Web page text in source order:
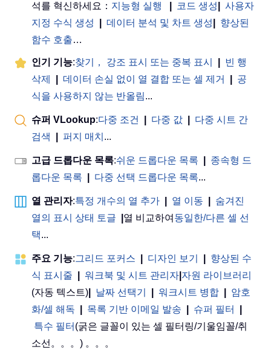
석를 혁신하세요： 지능형 실행 코드 생성
사용자
지정 수식 생성
데이터 분석 및 차트 생성
향상된
함수 호출…
인기 기능:찾기， 강조 표시 또는 중복 표시
빈 행
삭제
데이터 손실 없이 열 결합 또는 셀 제거
공
식을 사용하지 않는 반올림...
슈퍼 VLookup:다중 조건 다중 값
다중 시트 간
검색
퍼지 매치 ...
고급 드롭다운 목록:쉬운 드롭다운 목록
종속형 드
롭다운 목록
다중 선택 드롭다운 목록...
열 관리자:특정 개수의 열 추가 열 이동
숨겨진
열의 표시 상태 토글
열 비교하여 동일한/다른 셀 선
택...
주요 기능:그리드 포커스 디자인 보기
향상된 수
식 표시줄
워크북 및 시트 관리자 자원 라이브러리
(자동 텍스트)
날짜 선택기 워크시트 병합
암호
화/셀 해독
목록 기반 이메일 발송 슈퍼 필터
특수 필터 (굵은 글꼴이 있는 셀 필터링/기울임꼴/취
소선。。。) 。。。